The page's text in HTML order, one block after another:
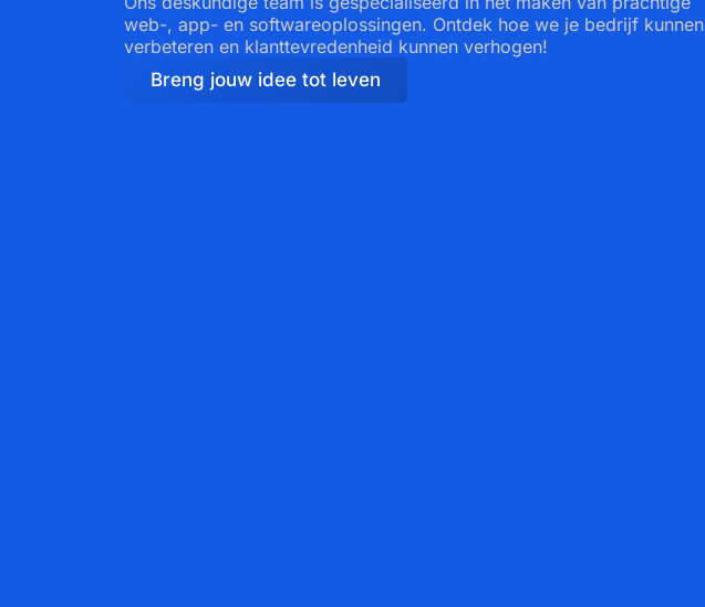
web-, app- en softwareoplossingen. Ontdek hoe we je bedrijf kunnen
verbeteren en klanttevredenheid kunnen verhogen!
Breng jouw idee tot leven